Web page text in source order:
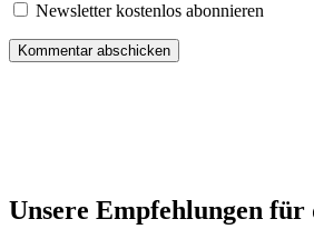
Newsletter kostenlos abonnieren
Unsere Empfehlungen für